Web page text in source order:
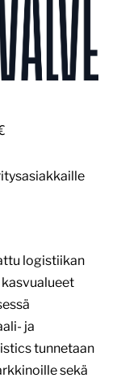
logistiikan
ja
tunnetaan
sekä